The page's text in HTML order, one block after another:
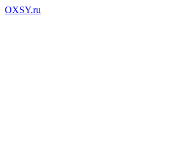
OXSY.ru